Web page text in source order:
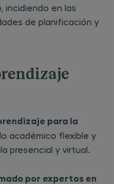
incidiendo en las
de planificación y
para la
académico flexible y
presencial y virtual.
por expertos en